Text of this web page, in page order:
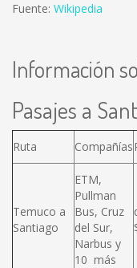
Fuente: Wikipedia
Información
Pasajes a
Ruta Compañías
Temuco a
Santiago
ETM,
Pullman
Bus, Cruz
del Sur,
Narbus y
10 más